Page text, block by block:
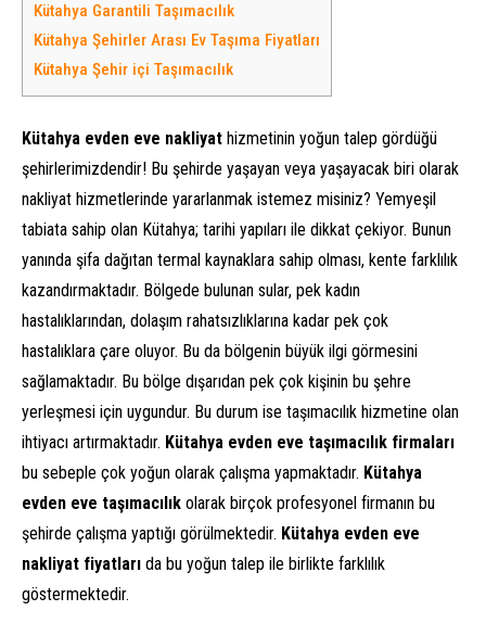
Kütahya Garantili Taşımacılık
Kütahya Şehirler Arası Ev Taşıma Fiyatları
Kütahya Şehir içi Taşımacılık
Kütahya evden eve nakliyat hizmetinin yoğun talep gördüğü
şehirlerimizdendir! Bu şehirde yaşayan veya yaşayacak biri olarak
nakliyat hizmetlerinde yararlanmak istemez misiniz? Yemyeşil
tabiata sahip olan Kütahya; tarihi yapıları ile dikkat çekiyor. Bunun
yanında şifa dağıtan termal kaynaklara sahip olması, kente farklılık
kazandırmaktadır. Bölgede bulunan sular, pek kadın
hastalıklarından, dolaşım rahatsızlıklarına kadar pek çok
hastalıklara çare oluyor. Bu da bölgenin büyük ilgi görmesini
sağlamaktadır. Bu bölge dışarıdan pek çok kişinin bu şehre
yerleşmesi için uygundur. Bu durum ise taşımacılık hizmetine olan
ihtiyacı artırmaktadır. Kütahya evden eve taşımacılık firmaları
bu sebeple çok yoğun olarak çalışma yapmaktadır. Kütahya
evden eve taşımacılık olarak birçok profesyonel firmanın bu
şehirde çalışma yaptığı görülmektedir. Kütahya evden eve
nakliyat fiyatları da bu yoğun talep ile birlikte farklılık
göstermektedir.